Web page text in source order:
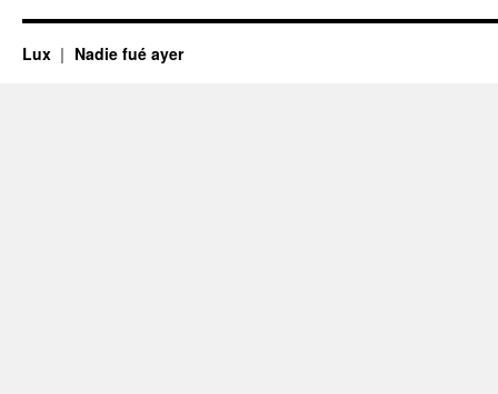
Lux Nadie fué ayer